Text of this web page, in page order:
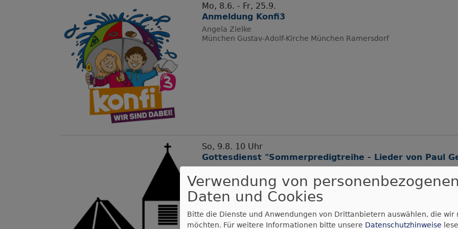
Mo, 8.6. - Fr, 25.9.
Anmeldung Konfi3
Angela Zielke
München Gustav-Adolf-Kirche München Ramersdorf
So, 9.8. 10 Uhr
Gottesdienst "Sommerpredigtreihe - Lieder von Paul
München Jesajakirche München
Verwendung von personenbezogenen
Daten und Cookies
Bitte die Dienste und Anwendungen von Drittanbietern auswählen, die wir
möchten. Für weitere Informationen bitte unsere Datenschutzhinweise